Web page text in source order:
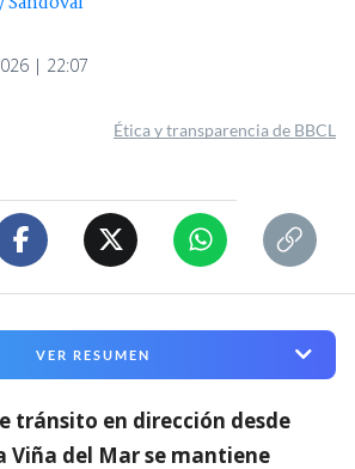
| 22:07
Ética y transparencia de BBCL
VER RESUMEN
tránsito en dirección desde
Viña del Mar se mantiene